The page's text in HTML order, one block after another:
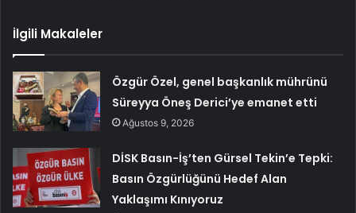
İlgili Makaleler
Özgür Özel, genel başkanlık mührünü
Süreyya Öneş Derici’ye emanet etti
Ağustos 9, 2026
DİSK Basın-İş’ten Gürsel Tekin’e Tepki:
Basın Özgürlüğünü Hedef Alan
Yaklaşımı Kınıyoruz